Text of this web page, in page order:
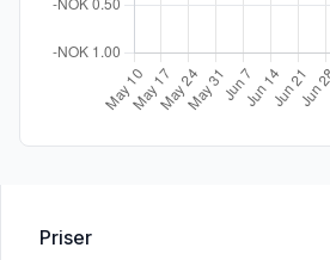
Priser